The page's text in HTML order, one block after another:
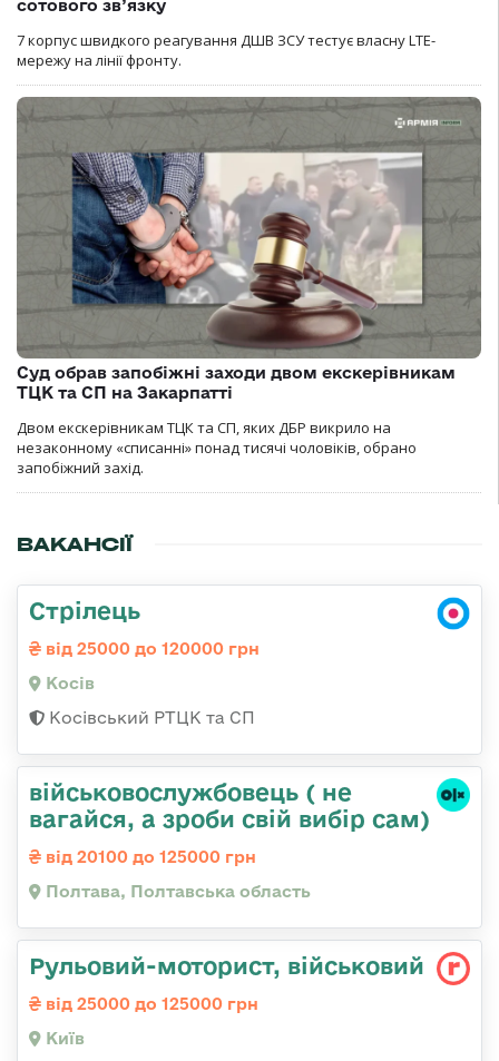
сотового зв’язку
7 корпус швидкого реагування ДШВ ЗСУ тестує власну LTE-
мережу на лінії фронту.
Суд обрав запобіжні заходи двом екскерівникам
ТЦК та СП на Закарпатті
Двом екскерівникам ТЦК та СП, яких ДБР викрило на
незаконному «списанні» понад тисячі чоловіків, обрано
запобіжний захід.
ВАКАНСІЇ
Стрілець
від 25000 до 120000 грн
Косів
Косівський РТЦК та СП
військовослужбовець ( не
вагайся, а зроби свій вибір сам)
від 20100 до 125000 грн
Полтава, Полтавська область
Рульовий-мотоpист, військовий
від 25000 до 125000 грн
Київ